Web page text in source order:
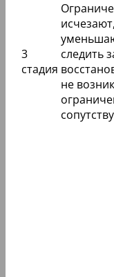
3
стадия
следить
не